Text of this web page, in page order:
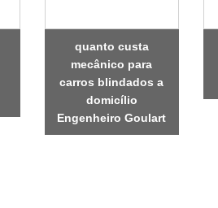
quanto custa
mecânico para
carros blindados a
domicílio
Engenheiro Goulart